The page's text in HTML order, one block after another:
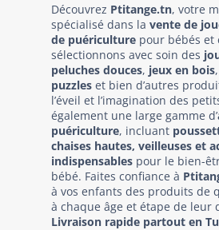
Découvrez Ptitange.tn, votre
spécialisé dans la vente de
de puériculture pour bébés et
sélectionnons avec soin des
peluches douces, jeux en bois,
puzzles et bien d’autres
l’éveil et l’imagination des
également une large gamme d’
puériculture, incluant
chaises hautes, veilleuses et
indispensables pour le bien-
bébé. Faites confiance à
à vos enfants des produits de
à chaque âge et étape de leur
Livraison rapide partout en